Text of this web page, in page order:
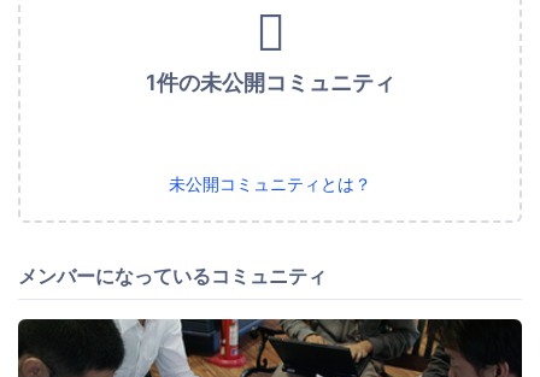
1件の未公開コミュニティ
未公開コミュニティとは？
メンバーになっているコミュニティ